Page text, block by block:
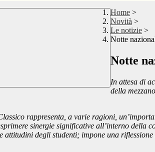
Home >
Novità >
Le notizie >
Notte
Notte
In attesa di
della
rappresenta, a varie ragioni,
sinergie significative all’interno della
degli studenti; impone una